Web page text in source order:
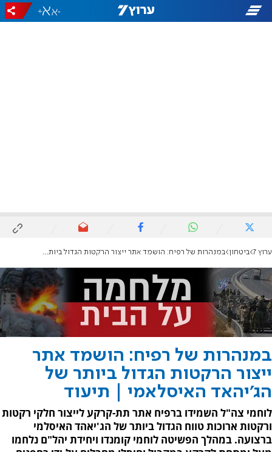
-
+
ערוץ 7 ביטחון במנהרות של רפיח: הושמד אתר ייצור הרקטות הגדול ביותר של הג'יהאד האיסלאמי | תיעוד
במנהרות של רפיח: הושמד אתר
ייצור הרקטות הגדול ביותר של
הג'יהאד האיסלאמי | תיעוד
לוחמי צה"ל השמידו ברפיח אתר תת-קרקע לייצור חלקי רקטות
ורקטות ארוכות טווח הגדול ביותר של הג'יאהד האיסלמי
ברצועה. במהלך הפשיטה לוחמי קומנדו ויחידת יהל"ם נלחמו